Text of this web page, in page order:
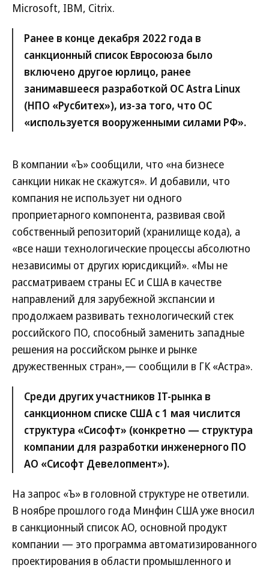
Microsoft, IBM, Citrix.
Ранее в конце декабря 2022 года в
санкционный список Евросоюза было
включено другое юрлицо, ранее
занимавшееся разработкой ОС Astra Linux
(НПО «Русбитех»), из-за того, что ОС
«используется вооруженными силами РФ».
В компании «Ъ» сообщили, что «на бизнесе
санкции никак не скажутся». И добавили, что
компания не использует ни одного
проприетарного компонента, развивая свой
собственный репозиторий (хранилище кода), а
«все наши технологические процессы абсолютно
независимы от других юрисдикций». «Мы не
рассматриваем страны ЕС и США в качестве
направлений для зарубежной экспансии и
продолжаем развивать технологический стек
российского ПО, способный заменить западные
решения на российском рынке и рынке
дружественных стран»,— сообщили в ГК «Астра».
Среди других участников IT-рынка в
санкционном списке США с 1 мая числится
структура «Сисофт» (конкретно — структура
компании для разработки инженерного ПО
АО «Сисофт Девелопмент»).
На запрос «Ъ» в головной структуре не ответили.
В ноябре прошлого года Минфин США уже вносил
в санкционный список АО, основной продукт
компании — это программа автоматизированного
проектирования в области промышленного и